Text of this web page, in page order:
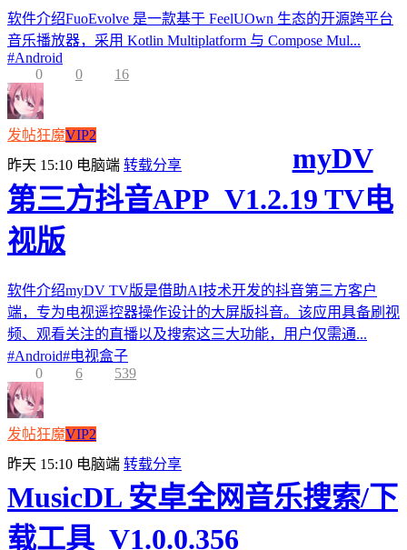
软件介绍FuoEvolve 是一款基于 FeelUOwn 生态的开源跨平台
音乐播放器，采用 Kotlin Multiplatform 与 Compose Mul...
#Android
0
0 16
发帖狂魔VIP2
昨天 15:10 电脑端 转载分享
myDV
第三方抖音APP_V1.2.19 TV电
视版
软件介绍myDV TV版是借助AI技术开发的抖音第三方客户
端，专为电视遥控器操作设计的大屏版抖音。该应用具备刷视
频、观看关注的直播以及搜索这三大功能，用户仅需通...
#Android#电视盒子
0
6 539
发帖狂魔VIP2
昨天 15:10 电脑端 转载分享
MusicDL 安卓全网音乐搜索/下
载工具_V1.0.0.356